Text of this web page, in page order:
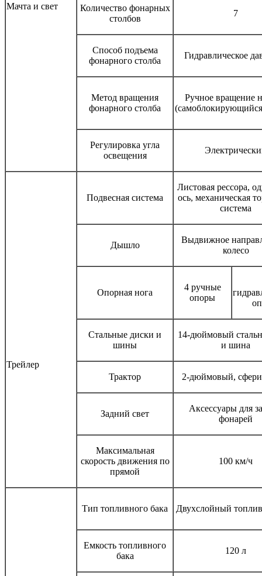
Мачта и свет
Количество фонарных
столбов
7
Способ подъема
фонарного столба
Гидравлическое
Метод вращения
фонарного столба
Ручное вращение
Регулировка угла
освещения
Трейлер
Подвесная система
Листовая рессора,
ось, механическая
система
Дышло
Выдвижное
колесо
Опорная нога
4 ручные
опоры
Стальные диски и
шины
14-дюймовый
и шина
Трактор 2-дюймовый,
Задний свет
Аксессуары для
фонарей
Максимальная
скорость движения по
прямой
100 км/ч
Тип топливного бака Двухслойный
Емкость топливного
бака
120 л